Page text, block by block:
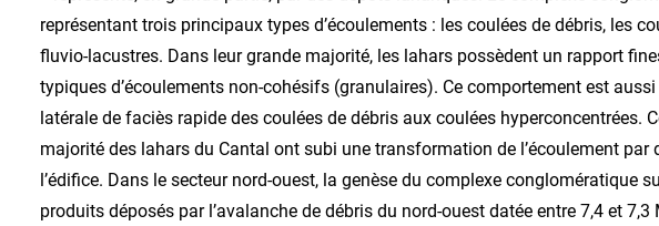
représentant trois principaux types d’écoulements : les coulées de débris, les
fluvio-lacustres. Dans leur grande majorité, les lahars possèdent un rapport
typiques d’écoulements non-cohésifs (granulaires). Ce comportement est aussi
latérale de faciès rapide des coulées de débris aux coulées hyperconcentrées.
majorité des lahars du Cantal ont subi une transformation de l’écoulement
l’édifice. Dans le secteur nord-ouest, la genèse du complexe conglomératique
produits déposés par l’avalanche de débris du nord-ouest datée entre 7,4 et